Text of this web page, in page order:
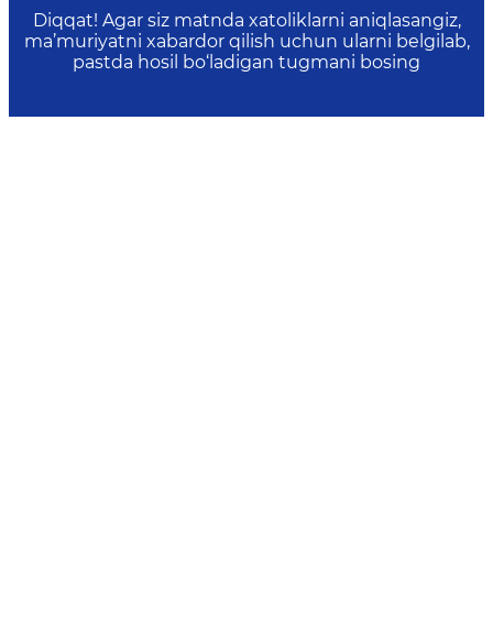
Diqqat! Agar siz matnda xatoliklarni aniqlasangiz,
ma’muriyatni xabardor qilish uchun ularni belgilab,
pastda hosil bo‘ladigan tugmani bosing